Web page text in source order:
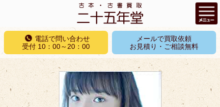
コ
テ
ン
ツ
へ
ス
電話で問い合わせ
受付 10：00～20：00
メールで買取依頼
お見積り・ご相談無料